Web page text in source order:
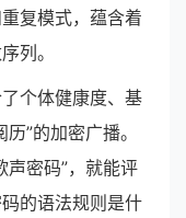
复模式，蕴含着
列。
个体健康度、基
”的加密广播。
声密码”，就能评
的语法规则是什